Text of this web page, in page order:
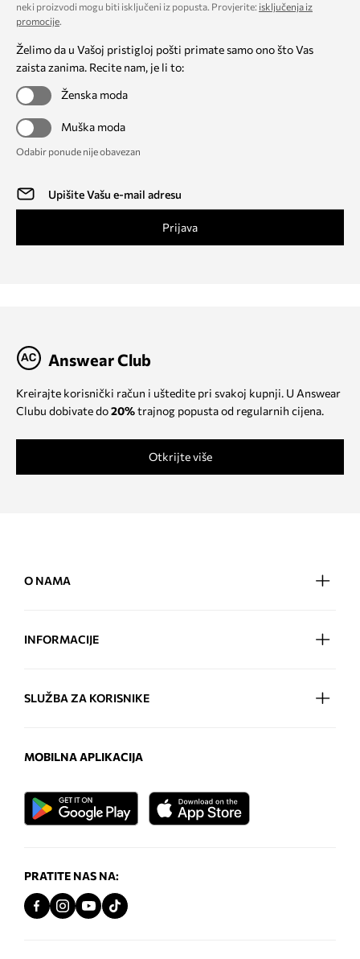
neki proizvodi mogu biti isključeni iz popusta. Provjerite: isključenja iz
promocije.
Želimo da u Vašoj pristigloj pošti primate samo ono što Vas
zaista zanima. Recite nam, je li to:
Ženska moda
Muška moda
Odabir ponude nije obavezan
Prijava
Answear Club
Kreirajte korisnički račun i uštedite pri svakoj kupnji. U Answear
Clubu dobivate do20%trajnog popusta od regularnih cijena.
Otkrijte više
O NAMA
INFORMACIJE
SLUŽBA ZA KORISNIKE
MOBILNA APLIKACIJA
PRATITE NAS NA: